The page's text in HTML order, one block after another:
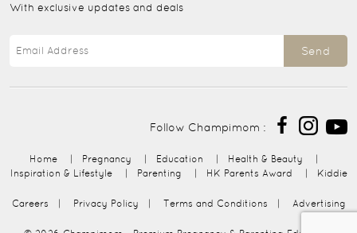
With exclusive updates and deals
Send
Follow Champimom :
Home | Pregnancy | Education | Health & Beauty
|
Inspiration & Lifestyle
| Parenting | HK Parents Award | Kiddie
Careers | Privacy Policy | Terms and Conditions | Advertising